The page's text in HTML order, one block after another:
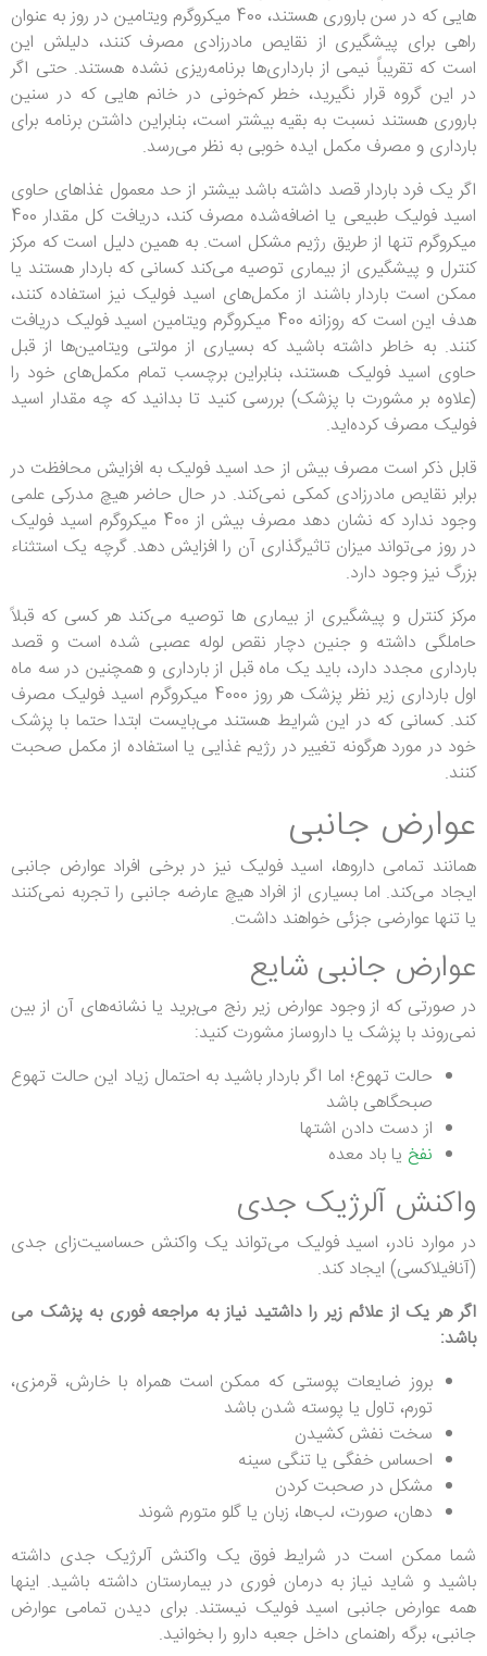
هایی که در سن باروری هستند، 400 میکروگرم ویتامین در روز به عنوان
راهی برای پیشگیری از نقایص مادرزادی مصرف کنند، دلیلش این
است که تقریباً نیمی از بارداری‌ها برنامه‌ریزی نشده هستند. حتی اگر
در این گروه قرار نگیرید، خطر کم‌خونی در خانم هایی که در سنین
باروری هستند نسبت به بقیه بیشتر است، بنابراین داشتن برنامه برای
بارداری و مصرف مکمل ایده خوبی به نظر می‌رسد.
اگر یک فرد باردار قصد داشته باشد بیشتر از حد معمول غذاهای حاوی
اسید فولیک طبیعی یا اضافه‌شده مصرف کند، دریافت کل مقدار 400
میکروگرم تنها از طریق رژیم مشکل است. به همین دلیل است که مرکز
کنترل و پیشگیری از بیماری توصیه می‌کند کسانی که باردار هستند یا
ممکن است باردار باشند از مکمل‌های اسید فولیک نیز استفاده کنند،
هدف این است که روزانه 400 میکروگرم ویتامین اسید فولیک دریافت
کنند. به خاطر داشته باشید که بسیاری از مولتی ویتامین‌ها از قبل
حاوی اسید فولیک هستند، بنابراین برچسب تمام مکمل‌های خود را
(علاوه بر مشورت با پزشک) بررسی کنید تا بدانید که چه مقدار اسید
فولیک مصرف کرده‌اید.
قابل ذکر است مصرف بیش از حد اسید فولیک به افزایش محافظت در
برابر نقایص مادرزادی کمکی نمی‌کند. در حال حاضر هیچ مدرکی علمی
وجود ندارد که نشان دهد مصرف بیش از 400 میکروگرم اسید فولیک
در روز می‌تواند میزان تاثیرگذاری آن را افزایش دهد. گرچه یک استثناء
بزرگ نیز وجود دارد.
مرکز کنترل و پیشگیری از بیماری ها توصیه می‌کند هر کسی که قبلاً
حاملگی داشته و جنین دچار نقص لوله عصبی شده است و قصد
بارداری مجدد دارد، باید یک ماه قبل از بارداری و همچنین در سه ماه
اول بارداری زیر نظر پزشک هر روز 4000 میکروگرم اسید فولیک مصرف
کند. کسانی که در این شرایط هستند می‌بایست ابتدا حتما با پزشک
خود در مورد هرگونه تغییر در رژیم غذایی یا استفاده از مکمل صحبت
کنند.
عوارض جانبی
همانند تمامی داروها، اسید فولیک نیز در برخی افراد عوارض جانبی
ایجاد می‌کند. اما بسیاری از افراد هیچ عارضه جانبی را تجربه نمی‌کنند
یا تنها عوارضی جزئی خواهند داشت.
عوارض جانبی شایع
در صورتی که از وجود عوارض زیر رنج می‌برید یا نشانه‌های آن از بین
نمی‌روند با پزشک یا داروساز مشورت کنید:
حالت تهوع؛ اما اگر باردار باشید به احتمال زیاد این حالت تهوع
صبحگاهی باشد
از دست دادن اشتها
نفخ یا باد معده
واکنش آلرژیک جدی
در موارد نادر، اسید فولیک می‌تواند یک واکنش حساسیت‌زای جدی
(آنافیلاکسی) ایجاد کند.
اگر هر یک از علائم زیر را داشتید نیاز به مراجعه فوری به پزشک می
باشد:
بروز ضایعات پوستی که ممکن است همراه با خارش، قرمزی،
تورم، تاول یا پوسته شدن باشد
سخت نفش کشیدن
احساس خفگی یا تنگی سینه
مشکل در صحبت کردن
دهان، صورت، لب‌ها، زبان یا گلو متورم شوند
شما ممکن است در شرایط فوق یک واکنش آلرژیک جدی داشته
باشید و شاید نیاز به درمان فوری در بیمارستان داشته باشید. اینها
همه عوارض جانبی اسید فولیک نیستند. برای دیدن تمامی عوارض
جانبی، برگه راهنمای داخل جعبه دارو را بخوانید.